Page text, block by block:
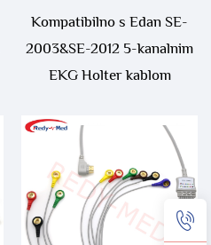
Kompatibilno s Edan SE-
2003&SE-2012 5-kanalnim
EKG Holter kablom